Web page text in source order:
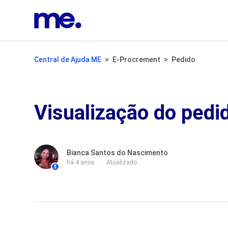
Central de Ajuda ME E-Procrement Pedido
Visualização do
Bianca Santos do Nascimento
há 4 anos Atualizado